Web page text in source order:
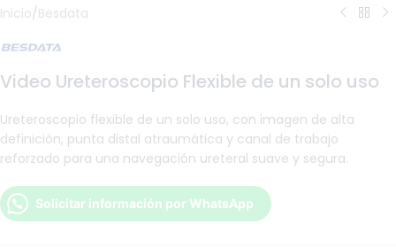
Inicio/Besdata
Video Ureteroscopio Flexible de un solo uso
Ureteroscopio flexible de un solo uso, con imagen de alta
definición, punta distal atraumática y canal de trabajo
reforzado para una navegación ureteral suave y segura.
Solicitar información por WhatsApp